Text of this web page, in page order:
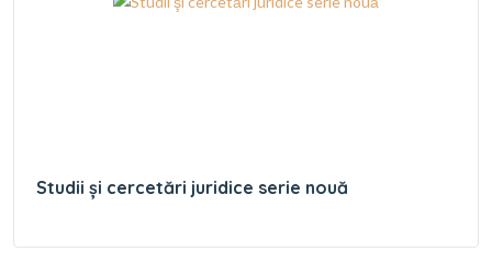
Studii şi cercetări juridice serie nouă